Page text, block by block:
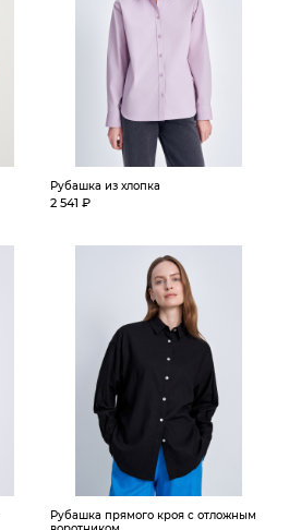
Рубашка из хлопка
2 541 ₽
Рубашка прямого кроя с отложным